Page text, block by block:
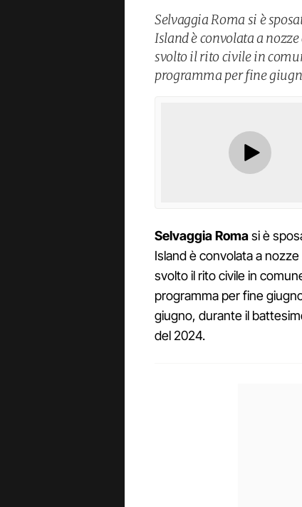
Selvaggia Roma si è
Island è convolata a
svolto il rito civile in
programma per fine
SelvaggiaRomasi è
Island è convolata a
svolto il rito civile in
programma per fine
giugno, durante il
del 2024.